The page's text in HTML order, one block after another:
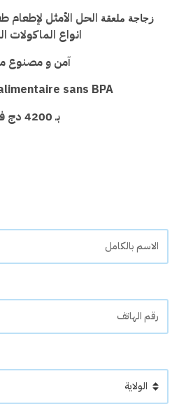
زجاجة ملعقة الحل الأمثل
انواع الماكولات
آمن و مصنوع
Silicone alimentaire sans BPA
بـ 4200 دج فقط